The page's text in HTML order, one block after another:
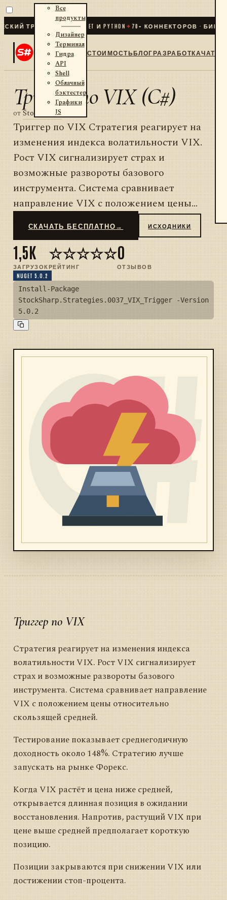
ТРЕЙДИНГ ДЛЯ .NET И PYTHON✦ 70+ КОННЕКТОРОВ · БИРЖИ
Все
продукты
Дизайнер
Терминал
Гидра
API
Shell
Облачный
бэктестер
Графики
JS
СТОИМОСТЬБЛОГРАЗРАБОТКАЧАТ
Триггер по VIX (C#)
отStockSharp
Триггер по VIX Стратегия реагирует на
изменения индекса волатильности VIX.
Рост VIX сигнализирует страх и
возможные развороты базового
инструмента. Система сравнивает
направление VIX с положением цены...
СКАЧАТЬ БЕСПЛАТНО → ИСХОДНИКИ
1,5K
ЗАГРУЗОК
☆☆☆☆☆
РЕЙТИНГ
0
ОТЗЫВОВ
NUGET 5.0.2
Install-Package
StockSharp.Strategies.0037_VIX_Trigger -Version
5.0.2
Триггер по VIX
Стратегия реагирует на изменения индекса
волатильности VIX. Рост VIX сигнализирует
страх и возможные развороты базового
инструмента. Система сравнивает направление
VIX с положением цены относительно
скользящей средней.
Тестирование показывает среднегодичную
доходность около 148%. Стратегию лучше
запускать на рынке Форекс.
Когда VIX растёт и цена ниже средней,
открывается длинная позиция в ожидании
восстановления. Напротив, растущий VIX при
цене выше средней предполагает короткую
позицию.
Позиции закрываются при снижении VIX или
достижении стоп-процента.